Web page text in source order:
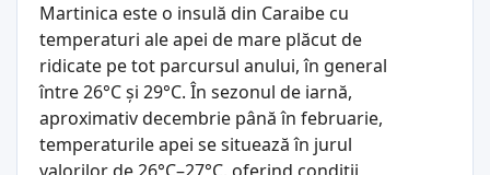
Martinica este o insulă din Caraibe cu
temperaturi ale apei de mare plăcut de
ridicate pe tot parcursul anului, în general
între 26°C și 29°C. În sezonul de iarnă,
aproximativ decembrie până în februarie,
temperaturile apei se situează în jurul